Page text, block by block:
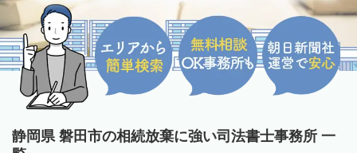
静岡県 磐田市の相続放棄に強い司法書士事務所 一